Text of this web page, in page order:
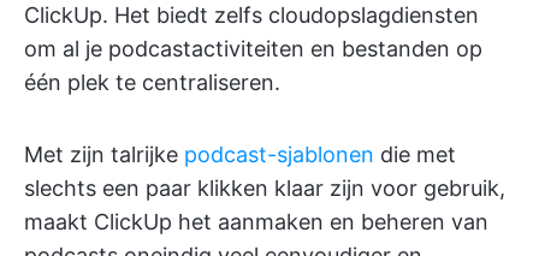
ClickUp. Het biedt zelfs cloudopslagdiensten
om al je podcastactiviteiten en bestanden op
één plek te centraliseren.
Met zijn talrijke podcast-sjablonen die met
slechts een paar klikken klaar zijn voor gebruik,
maakt ClickUp het aanmaken en beheren van